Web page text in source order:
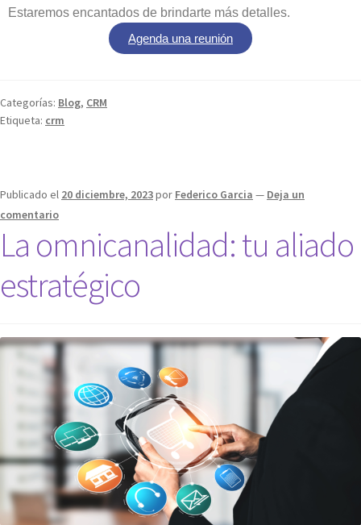
Estaremos encantados de brindarte más detalles.
Agenda una reunión
Categorías: Blog, CRM
Etiqueta: crm
Publicado el 20 diciembre, 2023por Federico Garcia — Deja un
comentario
La omnicanalidad: tu aliado
estratégico